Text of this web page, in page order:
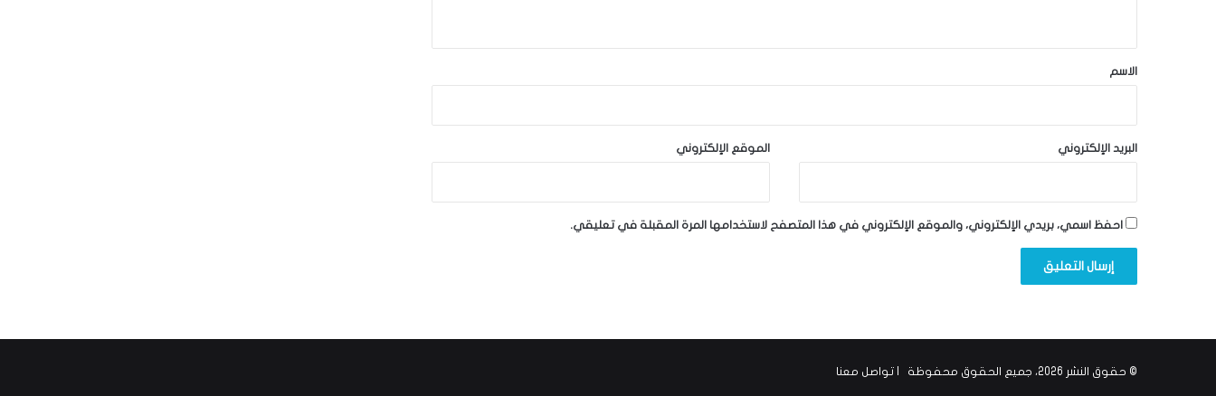
*
الاسم
البريد الإلكتروني الموقع الإلكتروني
احفظ اسمي، بريدي الإلكتروني، والموقع الإلكتروني في هذا المتصفح لاستخدامها المرة المقبلة في تعليقي.
© حقوق النشر 2026، جميع الحقوق محفوظة | تواصل معنا